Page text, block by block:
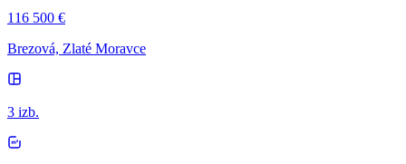
116 500 €
Brezová, Zlaté Moravce
3 izb.